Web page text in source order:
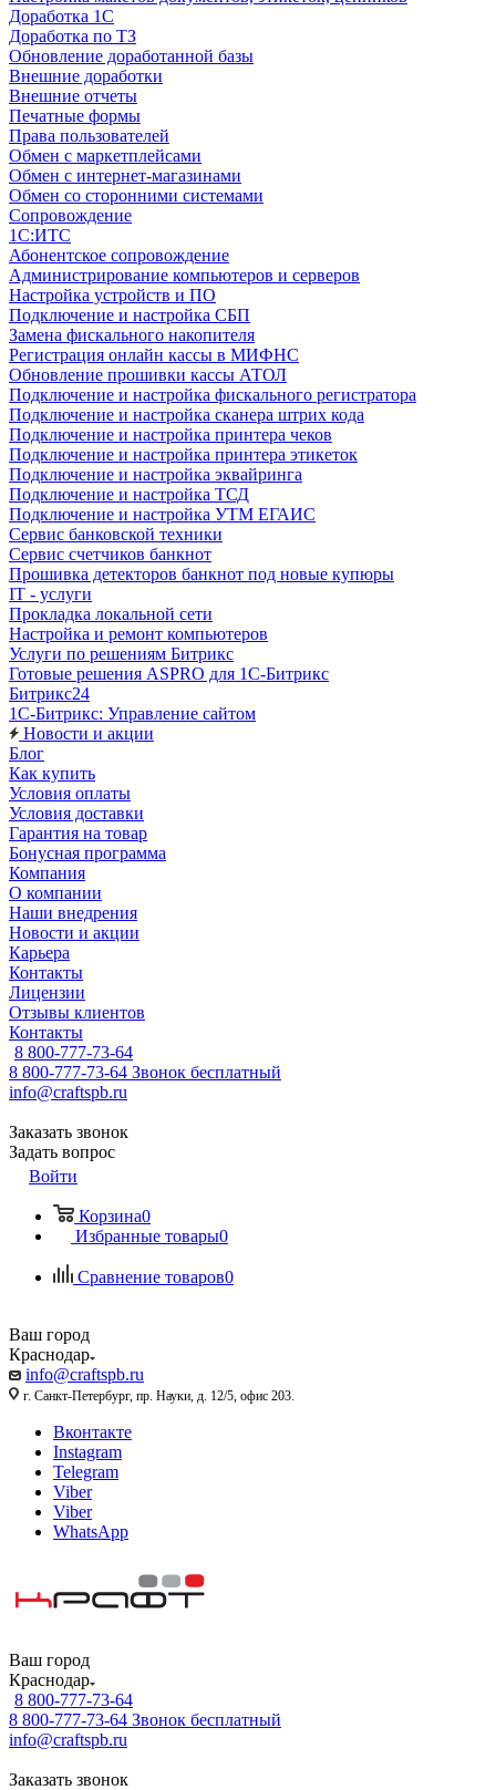
Доработка 1С
Доработка по ТЗ
Обновление доработанной базы
Внешние доработки
Внешние отчеты
Печатные формы
Права пользователей
Обмен с маркетплейсами
Обмен с интернет-магазинами
Обмен со сторонними системами
Сопровождение
1C:ИТС
Абонентское сопровождение
Администрирование компьютеров и серверов
Настройка устройств и ПО
Подключение и настройка СБП
Замена фискального накопителя
Регистрация онлайн кассы в МИФНС
Обновление прошивки кассы АТОЛ
Подключение и настройка фискального регистратора
Подключение и настройка сканера штрих кода
Подключение и настройка принтера чеков
Подключение и настройка принтера этикеток
Подключение и настройка эквайринга
Подключение и настройка ТСД
Подключение и настройка УТМ ЕГАИС
Сервис банковской техники
Сервис счетчиков банкнот
Прошивка детекторов банкнот под новые купюры
IT - услуги
Прокладка локальной сети
Настройка и ремонт компьютеров
Услуги по решениям Битрикс
Готовые решения ASPRO для 1С-Битрикс
Битрикс24
1С-Битрикс: Управление сайтом
Новости и акции
Блог
Как купить
Условия оплаты
Условия доставки
Гарантия на товар
Бонусная программа
Компания
О компании
Наши внедрения
Новости и акции
Карьера
Контакты
Лицензии
Отзывы клиентов
Контакты
8 800-777-73-64
8 800-777-73-64 Звонок бесплатный
info@craftspb.ru
Заказать звонок
Задать вопрос
Войти
Корзина0
Избранные товары0
Сравнение товаров0
Ваш город
Краснодар
info@craftspb.ru
г. Санкт-Петербург, пр. Науки, д. 12/5, офис 203.
Вконтакте
Instagram
Telegram
Viber
Viber
WhatsApp
Ваш город
Краснодар
8 800-777-73-64
8 800-777-73-64 Звонок бесплатный
info@craftspb.ru
Заказать звонок